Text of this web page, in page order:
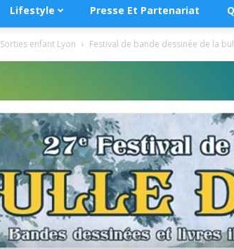
Lifestyle Presse Et Partenariat
Sorties enfant Lyon Festival de bande dessinée de la